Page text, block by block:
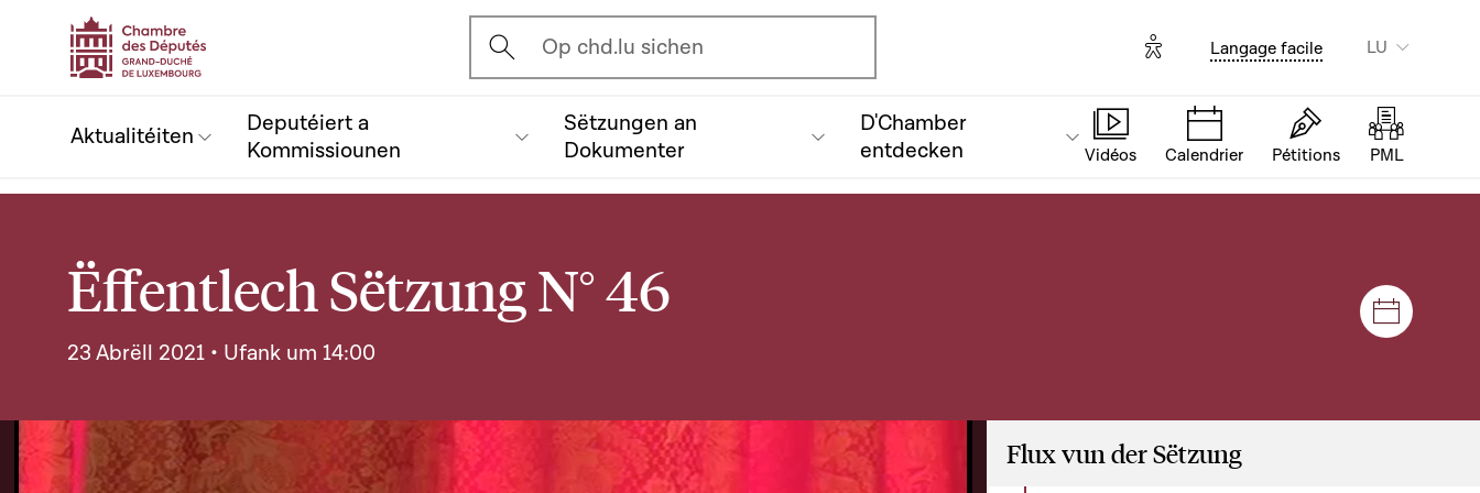
Ouvrir l'écran de recherche
Op chd.lu sichen Options d'accessibilité
Langage facile LU
Aktualitéiten
Deputéiert a
Kommissiounen
Sëtzungen an
Dokumenter
D'Chamber
entdecken
Vidéos Calendrier Pétitions PML
Ëffentlech Sëtzung N° 46
23 Abrëll 2021 • Ufank um 14:00
Flux vun der Sëtzung